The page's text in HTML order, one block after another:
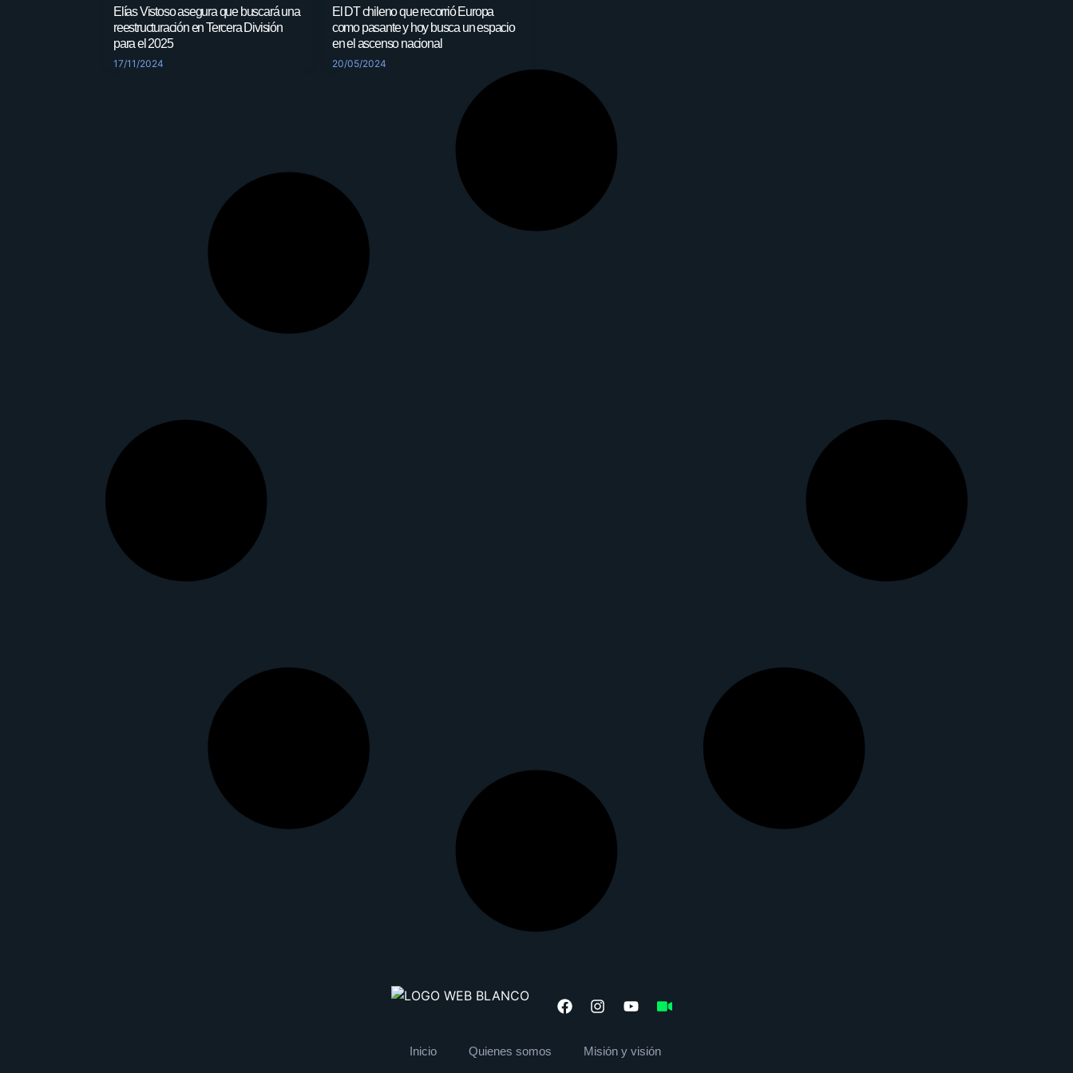
Elías Vistoso asegura que buscará una
reestructuración en Tercera División
para el 2025
17/11/2024
El DT chileno que recorrió Europa
como pasante y hoy busca un espacio
en el ascenso nacional
20/05/2024
Inicio Quienes somos Misión y visión